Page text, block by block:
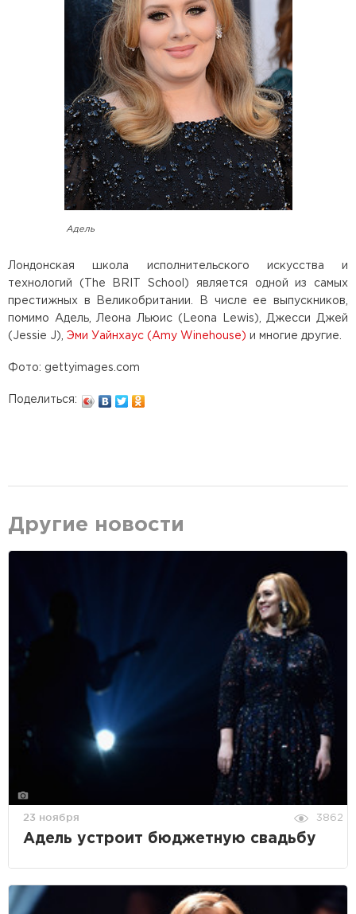
Адель
Лондонская школа исполнительского искусства и
технологий (The BRIT School) является одной из самых
престижных в Великобритании. В числе ее выпускников,
помимо Адель, Леона Льюис (Leona Lewis), Джесси Джей
(Jessie J), Эми Уайнхаус (Amy Winehouse) и многие другие.
Фото: gettyimages.com
Поделиться:
Другие новости
23 ноября 3862
Адель устроит бюджетную свадьбу